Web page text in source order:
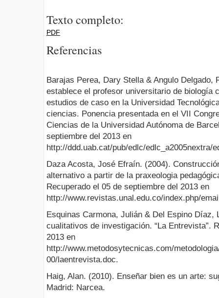
Texto completo:
PDF
Referencias
Barajas Perea, Dary Stella & Angulo Delgado,
establece el profesor universitario de biología
estudios de caso en la Universidad
ciencias. Ponencia presentada en el VII
Ciencias de la Universidad Autónoma de
septiembre del 2013 en
http://ddd.uab.cat/pub/edlc/edlc_a2005nextra/
Daza Acosta, José Efraín. (2004).
alternativo a partir de la praxeologia
Recuperado el 05 de septiembre del 2013 en
http://www.revistas.unal.edu.co/index.php/
Esquinas Carmona, Julián & Del Espino Díaz,
cualitativos de investigación. “La Entrevista”.
2013 en
http://www.metodosytecnicas.com/
00/laentrevista.doc.
Haig, Alan. (2010). Enseñar bien es un arte:
Madrid: Narcea.